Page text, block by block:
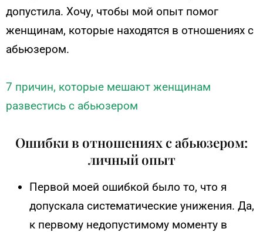
допустила. Хочу, чтобы мой опыт помог
женщинам, которые находятся в отношениях с
абьюзером.
7 причин, которые мешают женщинам
развестись с абьюзером
Ошибки в отношениях с абьюзером:
личный опыт
Первой моей ошибкой было то, что я
допускала систематические унижения. Да,
к первому недопустимому моменту в